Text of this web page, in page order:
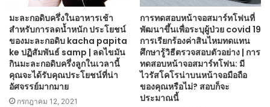
มะละกอดิบครึ่งในอาหารเช้า
สำหรับการลดน้ำหนัก ประโยชน์
ของมะละกอดิบ kacha papita
ke ปฏิสัมพันธ์ samp | ลดไขมัน
กินมะละกอดิบครึ่งลูกในเวลานี้
คุณจะได้รับคุณประโยชน์ที่น่า
อัศจรรย์มากมาย
กรกฎาคม 12, 2021
การทดสอบหน้าจอสมาร์ทโฟนที่
พัฒนาขึ้นเพื่อระบุผู้ป่วย covid 19
การเรียกร้องค่าสินไหมทดแทน
ศึกษารู้วิธีตรวจสอบตัวอย่าง | การ
ทดสอบหน้าจอสมาร์ทโฟน: มี
ไวรัสโคโรน่าบนหน้าจอมือถือ
ของคุณหรือไม่? สอบก็จะ
ประมาณนี้